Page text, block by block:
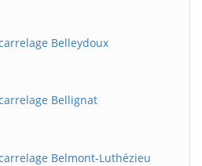
Belleydoux
Bellignat
Belmont-Luthézieu